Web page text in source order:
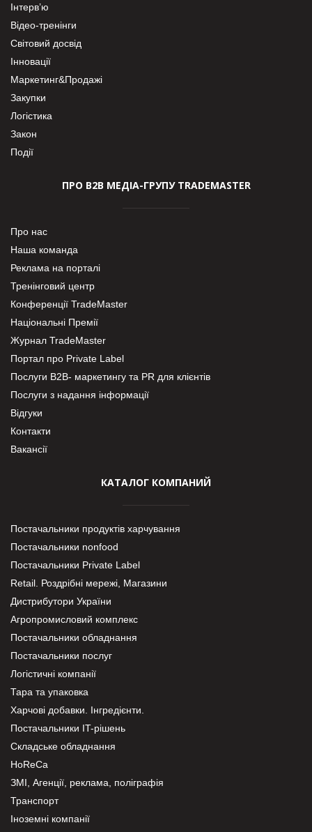
Інтерв’ю
Відео-тренінги
Світовий досвід
Інновації
Маркетинг&Продажі
Закупки
Логістика
Закон
Події
ПРО В2В МЕДІА-ГРУПУ TRADEMASTER
Про нас
Наша команда
Реклама на порталі
Тренінговий центр
Конференції TradeMaster
Національні Премії
Журнал TradeMaster
Портал про Private Label
Послуги В2В- маркетингу та PR для клієнтів
Послуги з надання інформації
Відгуки
Контакти
Вакансії
КАТАЛОГ КОМПАНИЙ
Постачальники продуктів харчування
Постачальники nonfood
Постачальники Private Label
Retail. Роздрібні мережі, Магазини
Дистрибутори України
Агропромисловий комплекс
Постачальники обладнання
Постачальники послуг
Логістичні компанії
Тара та упаковка
Харчові добавки. Інгредієнти.
Постачальники IT-рішень
Складське обладнання
HoReCa
ЗМІ, Агенції, реклама, поліграфія
Транспорт
Іноземні компанії